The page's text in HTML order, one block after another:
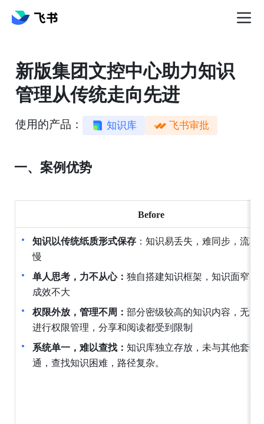
新版集团文控中心助力知识
管理从传统走向先进
使用的产品： 知识库 飞书审批
一、案例优势
Before
知识以传统纸质形式保存：知识易丢失，难同步，流转
慢
单人思考，力不从心： 独自搭建知识框架，知识面窄，
成效不大
权限外放，管理不周： 部分密级较高的知识内容，无法
进行权限管理，分享和阅读都受到限制
系统单一，难以查找： 知识库独立存放，未与其他套件
通，查找知识困难，路径复杂。